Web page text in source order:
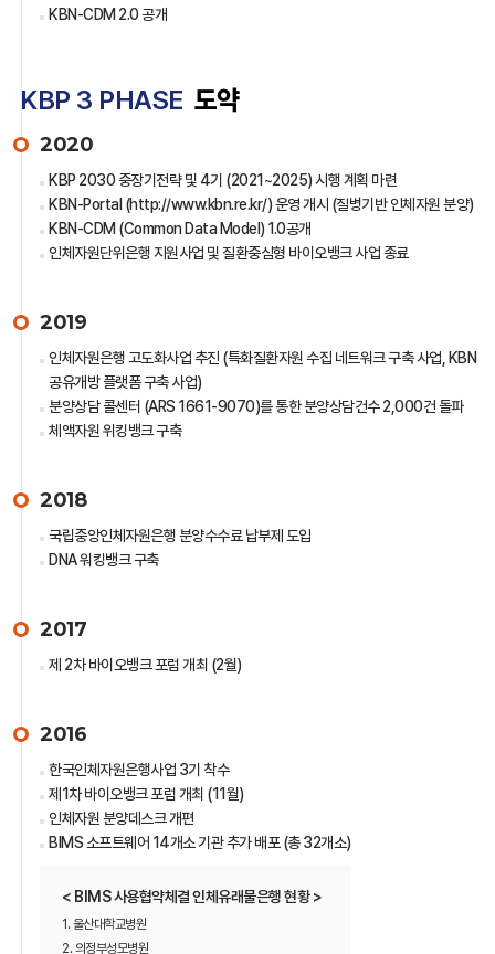
KBN-CDM 2.0 공개
KBP 3 PHASE 도약
2020
KBP 2030 중장기전략 및 4기 (2021~2025) 시행 계획 마련
KBN-Portal (http://www.kbn.re.kr/) 운영 개시 (질병기반 인체자원 분양)
KBN-CDM (Common Data Model) 1.0공개
인체자원단위은행 지원사업 및 질환중심형 바이오뱅크 사업 종료
2019
인체자원은행 고도화사업 추진 (특화질환자원 수집 네트워크 구축 사업, KBN
공유개방 플랫폼 구축 사업)
분양상담 콜센터 (ARS 1661-9070)를 통한 분양상담건수 2,000건 돌파
체액자원 위킹뱅크 구축
2018
국립중앙인체자원은행 분양수수료 납부제 도입
DNA 워킹뱅크 구축
2017
제 2차 바이오뱅크 포럼 개최 (2월)
2016
한국인체자원은행사업 3기 착수
제1차 바이오뱅크 포럼 개최 (11월)
인체자원 분양데스크 개편
BIMS 소프트웨어 14개소 기관 추가 배포 (총 32개소)
< BIMS 사용협약체결 인체유래물은행 현황 >
1. 울산대학교병원
2. 의정부성모병원